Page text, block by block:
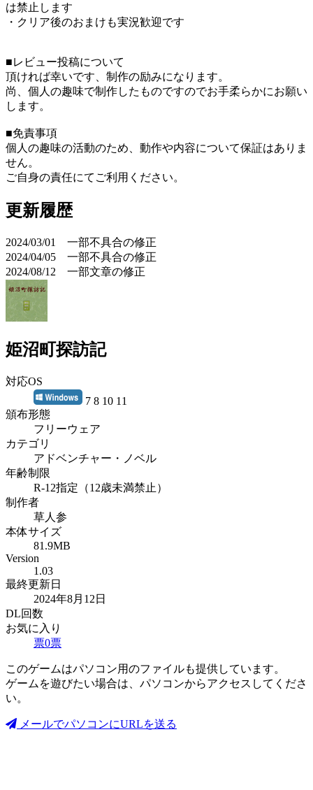
は禁止します
・クリア後のおまけも実況歓迎です
■レビュー投稿について
頂ければ幸いです、制作の励みになります。
尚、個人の趣味で制作したものですのでお手柔らかにお願い
します。
■免責事項
個人の趣味の活動のため、動作や内容について保証はありま
せん。
ご自身の責任にてご利用ください。
更新履歴
2024/03/01 一部不具合の修正
2024/04/05 一部不具合の修正
2024/08/12 一部文章の修正
姫沼町探訪記
対応OS
7 8 10 11
頒布形態
フリーウェア
カテゴリ
アドベンチャー・ノベル
年齢制限
R-12指定（12歳未満禁止）
制作者
草人参
本体サイズ
81.9MB
Version
1.03
最終更新日
2024年8月12日
DL回数
お気に入り
票0票
このゲームはパソコン用のファイルも提供しています。
ゲームを遊びたい場合は、パソコンからアクセスしてくださ
い。
メールでパソコンにURLを送る